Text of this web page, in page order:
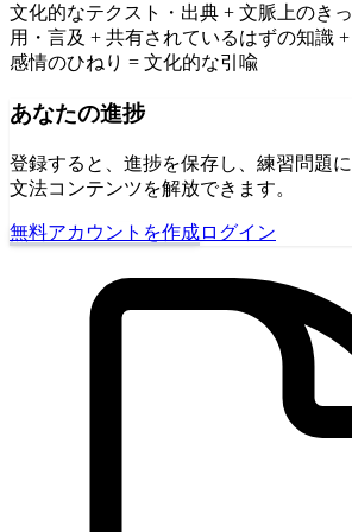
文化的なテクスト・出典 + 文脈上のき
用・言及 + 共有されているはずの知識
感情のひねり = 文化的な引喩
あなたの進捗
登録すると、進捗を保存し、練習問題
文法コンテンツを解放できます。
無料アカウントを作成ログイン